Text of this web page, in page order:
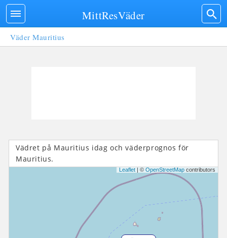
Väder Mauritius
Vädret på Mauritius idag och väderprognos för
Mauritius.
Leaflet | © OpenStreetMap contributors
MittResVäder